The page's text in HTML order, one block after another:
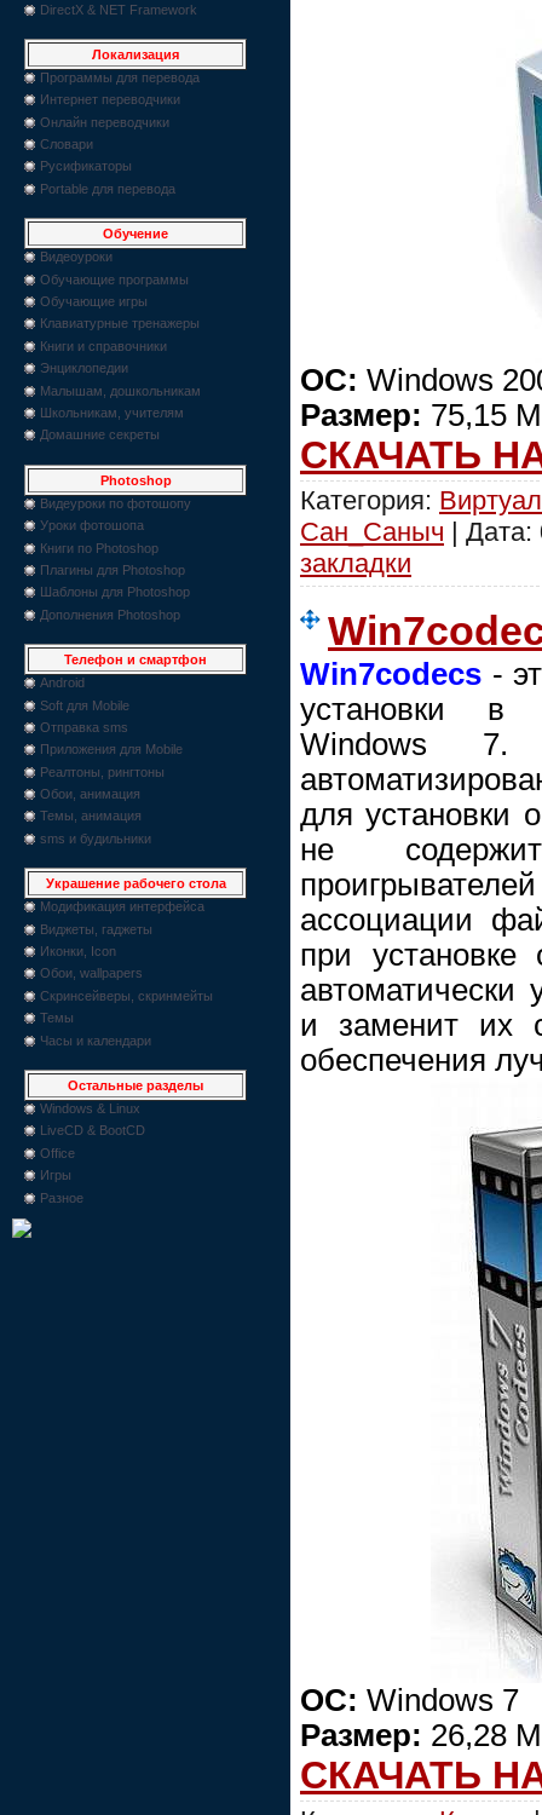
DirectX & NET Framework
Локализация
Программы для перевода
Интернет переводчики
Онлайн переводчики
Словари
Русификаторы
Portable для перевода
Обучение
Видеоуроки
Обучающие программы
Обучающие игры
Клавиатурные тренажеры
Книги и справочники
Энциклопедии
Малышам, дошкольникам
Школьникам, учителям
Домашние секреты
Photoshop
Видеуроки по фотошопу
Уроки фотошопа
Книги по Photoshop
Плагины для Photoshop
Шаблоны для Photoshop
Дополнения Photoshop
Телефон и смартфон
Android
Soft для Mobile
Отправка sms
Приложения для Mobile
Реалтоны, рингтоны
Обои, анимация
Темы, анимация
sms и будильники
Украшение рабочего стола
Модификация интерфейса
Виджеты, гаджеты
Иконки, Icon
Обои, wallpapers
Скринсейверы, скринмейты
Темы
Часы и календари
Остальные разделы
Windows & Linux
LiveCD & BootCD
Office
Игры
Разное
ОС: Windows
Размер: 75,15
СКАЧАТЬ
Категория:
Сан_Саныч | Дата:
закладки
Win7codecs -
установки в
Windows 7.
для установки
не
ассоциации
при установке
автоматически
и заменит их
обеспечения
ОС: Windows 7
Размер: 26,28
СКАЧАТЬ